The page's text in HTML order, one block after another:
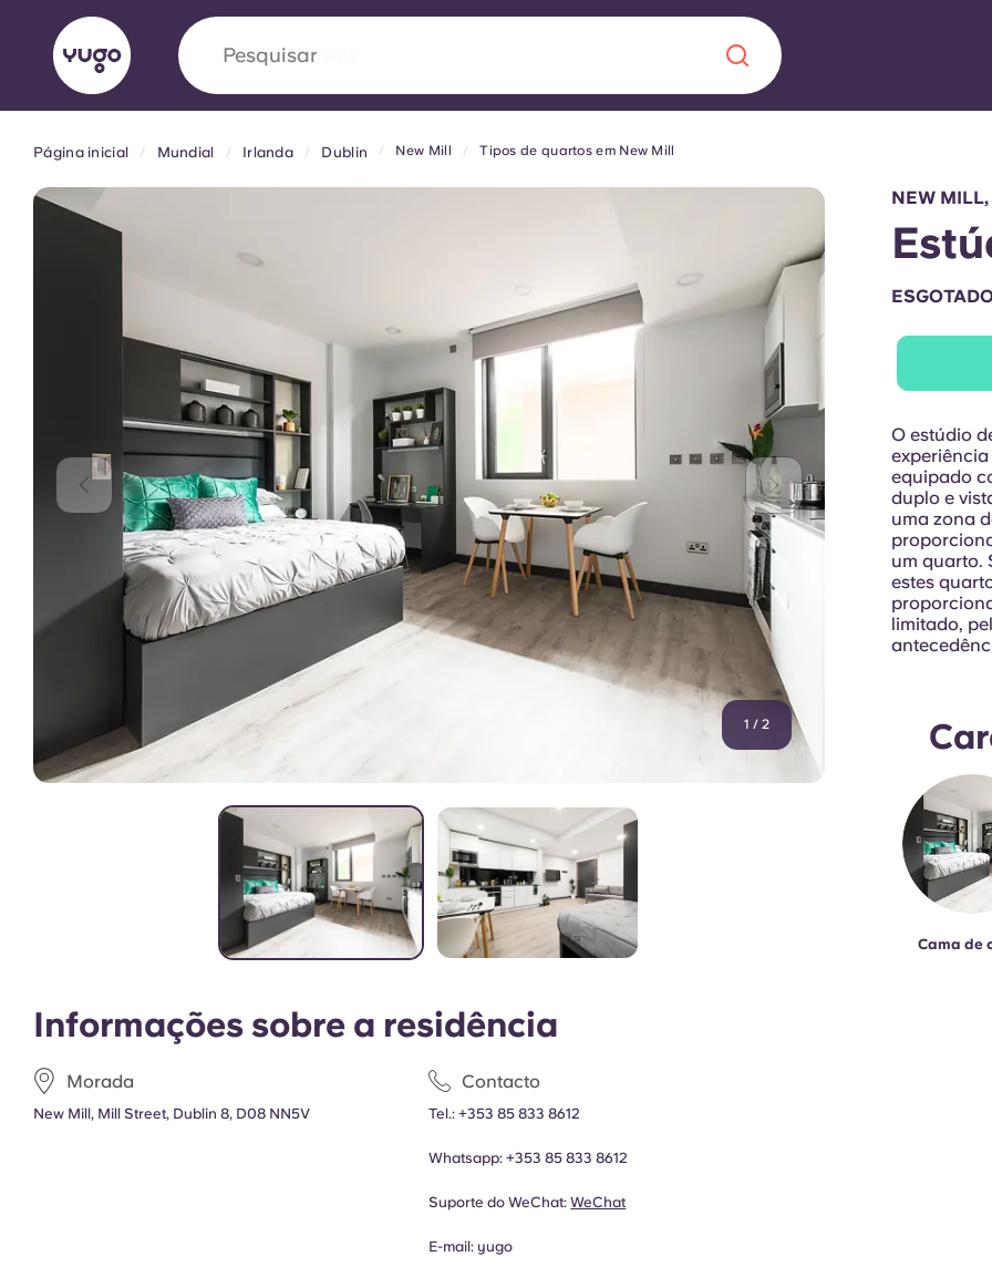
Pesquisar
SobreLocalizaçõesMais
Yugo VCARB: Impulsionando uma nova
era no alojamento estudantil
A parceria pioneira Yugocom a VCARB estimula a inovação, a
ambição e momentos inesquecíveis para os alunos.
Perguntas
English (GB) English (US) Chinese
Página inicial Mundial Irlanda Dublin New Mill Tipos de quartos em New Mill
1 / 2
Informações sobre a residência
Morada
New Mill, Mill Street, Dublin 8, D08 NN5V
Contacto
Tel.:+353 85 833 8612
Whatsapp:+353 85 833 8612
Suporte do WeChat:WeChat
E-mail: yugo
NEW
O estúdio
equipado
duplo e
uma zona
um quarto.
estes
limitado,
Cama de